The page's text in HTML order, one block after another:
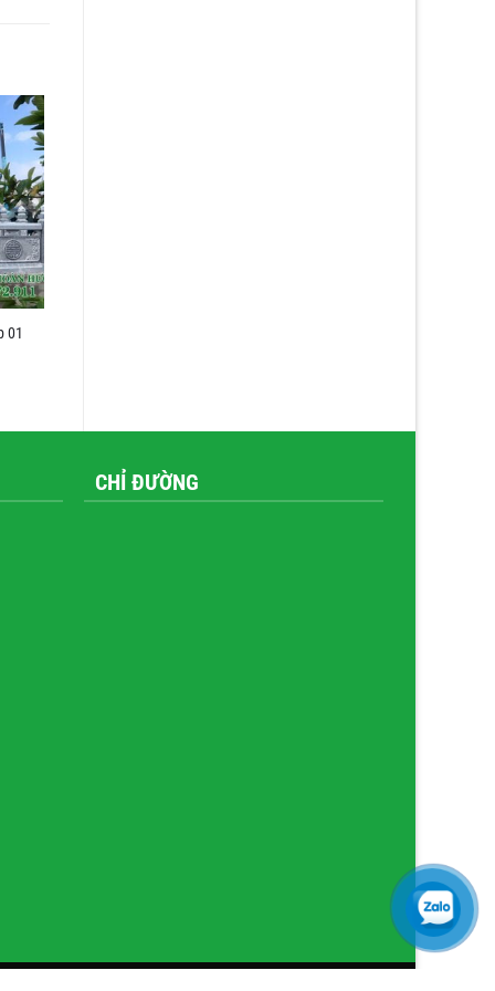
01
CHỈ ĐƯỜNG